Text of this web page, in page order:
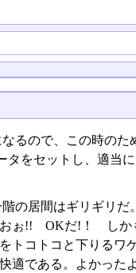
るので、この時の
タをセットし、適
居間はギリギリだ
ぉ!! OKだ!！ しか
トコトコと下りるワ
適である。よかった